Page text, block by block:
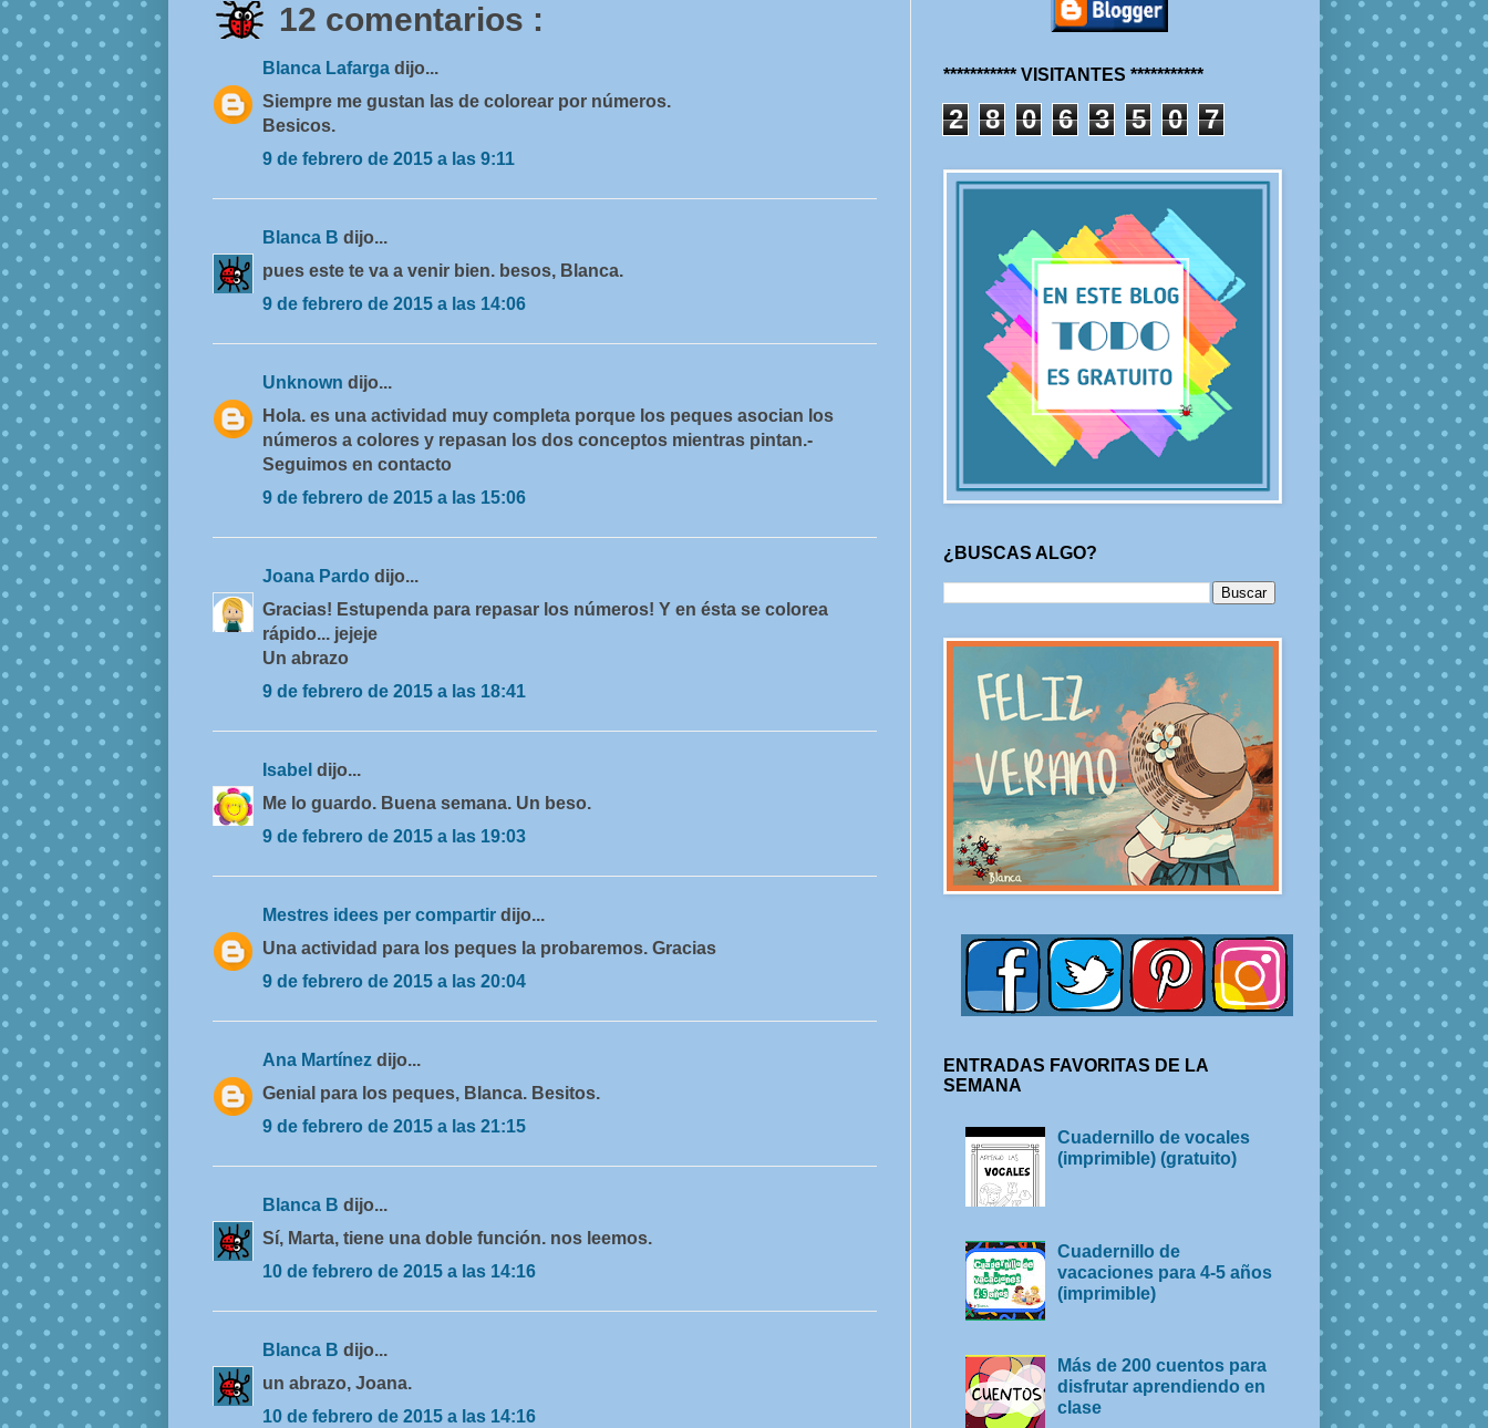
12 comentarios :
Blanca Lafarga dijo...
Siempre me gustan las de colorear por números.
Besicos.
9 de febrero de 2015 a las 9:11
Blanca B dijo...
pues este te va a venir bien. besos, Blanca.
9 de febrero de 2015 a las 14:06
Unknown dijo...
Hola. es una actividad muy completa porque los peques asocian los
números a colores y repasan los dos conceptos mientras pintan.-
Seguimos en contacto
9 de febrero de 2015 a las 15:06
Joana Pardo dijo...
Gracias! Estupenda para repasar los números! Y en ésta se colorea
rápido... jejeje
Un abrazo
9 de febrero de 2015 a las 18:41
Isabel dijo...
Me lo guardo. Buena semana. Un beso.
9 de febrero de 2015 a las 19:03
Mestres idees per compartir dijo...
Una actividad para los peques la probaremos. Gracias
9 de febrero de 2015 a las 20:04
Ana Martínez dijo...
Genial para los peques, Blanca. Besitos.
9 de febrero de 2015 a las 21:15
Blanca B dijo...
Sí, Marta, tiene una doble función. nos leemos.
10 de febrero de 2015 a las 14:16
Blanca B dijo...
un abrazo, Joana.
10 de febrero de 2015 a las 14:16
*********** VISITANTES ***********
2 8 0 6 3 5 0 7
¿BUSCAS ALGO?
ENTRADAS FAVORITAS DE LA
SEMANA
Cuadernillo de vocales
(imprimible) (gratuito)
Cuadernillo de
vacaciones para 4-5 años
(imprimible)
Más de 200 cuentos para
disfrutar aprendiendo en
clase